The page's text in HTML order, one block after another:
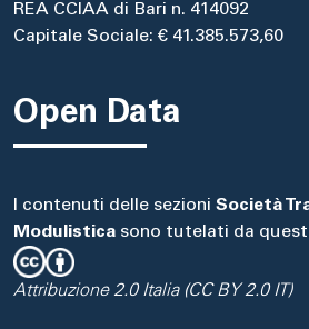
REA CCIAA di Bari n. 414092
Capitale Sociale: € 41.385.573,60
Open Data
I contenuti delle sezioni Società
Modulistica sono tutelati da
Attribuzione 2.0 Italia (CC BY 2.0 IT)